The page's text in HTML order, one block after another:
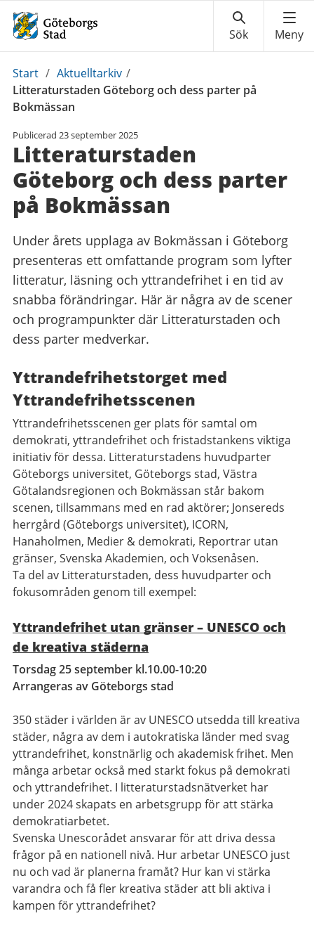
Du
är
här:
Start / Aktuelltarkiv /
Litteraturstaden Göteborg och dess parter på
Bokmässan
Publicerad 23 september 2025
Litteraturstaden
Göteborg och dess parter
på Bokmässan
Under årets upplaga av Bokmässan i Göteborg
presenteras ett omfattande program som lyfter
litteratur, läsning och yttrandefrihet i en tid av
snabba förändringar. Här är några av de scener
och programpunkter där Litteraturstaden och
dess parter medverkar.
Yttrandefrihetstorget med
Yttrandefrihetsscenen
Yttrandefrihetsscenen ger plats för samtal om
demokrati, yttrandefrihet och fristadstankens viktiga
initiativ för dessa. Litteraturstadens huvudparter
Göteborgs universitet, Göteborgs stad, Västra
Götalandsregionen och Bokmässan står bakom
scenen, tillsammans med en rad aktörer; Jonsereds
herrgård (Göteborgs universitet), ICORN,
Hanaholmen, Medier & demokrati, Reportrar utan
gränser, Svenska Akademien, och Voksenåsen.
Ta del av Litteraturstaden, dess huvudparter och
fokusområden genom till exempel:
Yttrandefrihet utan gränser – UNESCO och
de kreativa städerna
Torsdag 25 september kl.10.00-10:20
Arrangeras av Göteborgs stad
350 städer i världen är av UNESCO utsedda till kreativa
städer, några av dem i autokratiska länder med svag
yttrandefrihet, konstnärlig och akademisk frihet. Men
många arbetar också med starkt fokus på demokrati
och yttrandefrihet. I litteraturstadsnätverket har
under 2024 skapats en arbetsgrupp för att stärka
demokratiarbetet.
Svenska Unescorådet ansvarar för att driva dessa
frågor på en nationell nivå. Hur arbetar UNESCO just
nu och vad är planerna framåt? Hur kan vi stärka
varandra och få fler kreativa städer att bli aktiva i
kampen för yttrandefrihet?